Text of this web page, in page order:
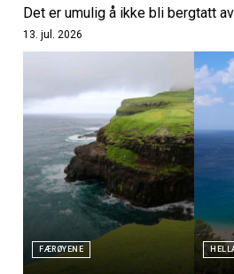
Det er umulig å ikke bli bergtatt
13. jul. 2026
FÆRØYENE